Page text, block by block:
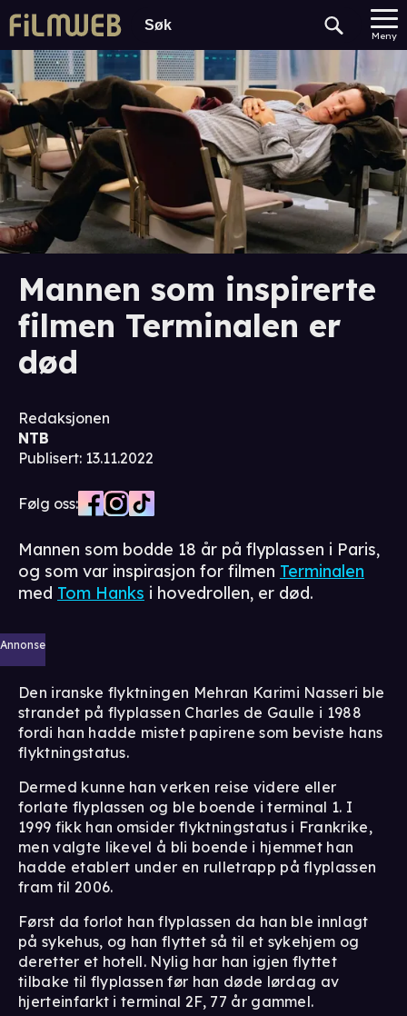
Meny
Mannen som inspirerte
filmen Terminalen er
død
Redaksjonen
NTB
Publisert: 13.11.2022
Følg oss:
Mannen som bodde 18 år på flyplassen i Paris,
og som var inspirasjon for filmen Terminalen
med Tom Hanks i hovedrollen, er død.
Annonse
Den iranske flyktningen Mehran Karimi Nasseri ble
strandet på flyplassen Charles de Gaulle i 1988
fordi han hadde mistet papirene som beviste hans
flyktningstatus.
Dermed kunne han verken reise videre eller
forlate flyplassen og ble boende i terminal 1. I
1999 fikk han omsider flyktningstatus i Frankrike,
men valgte likevel å bli boende i hjemmet han
hadde etablert under en rulletrapp på flyplassen
fram til 2006.
Først da forlot han flyplassen da han ble innlagt
på sykehus, og han flyttet så til et sykehjem og
deretter et hotell. Nylig har han igjen flyttet
tilbake til flyplassen før han døde lørdag av
hjerteinfarkt i terminal 2F, 77 år gammel.